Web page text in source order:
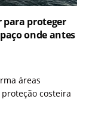
para proteger
onde antes
áreas
costeira